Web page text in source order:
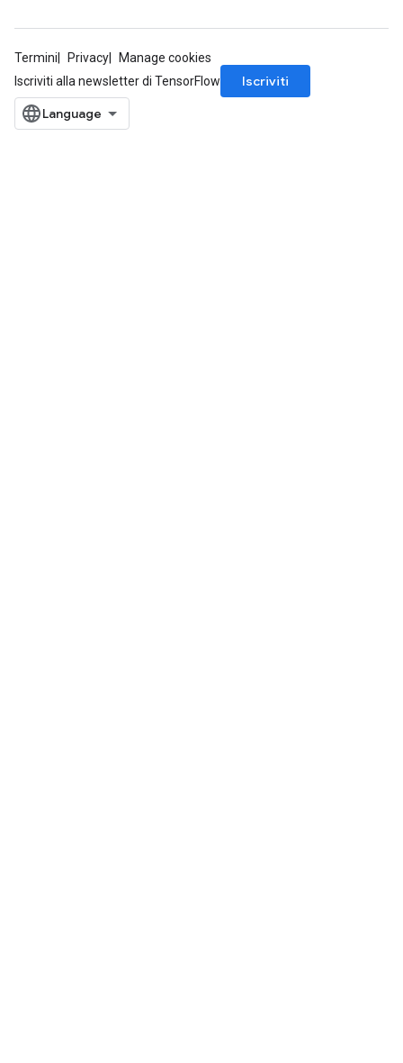
Termini Privacy
Manage cookies
Iscriviti alla newsletter di TensorFlow
Iscriviti